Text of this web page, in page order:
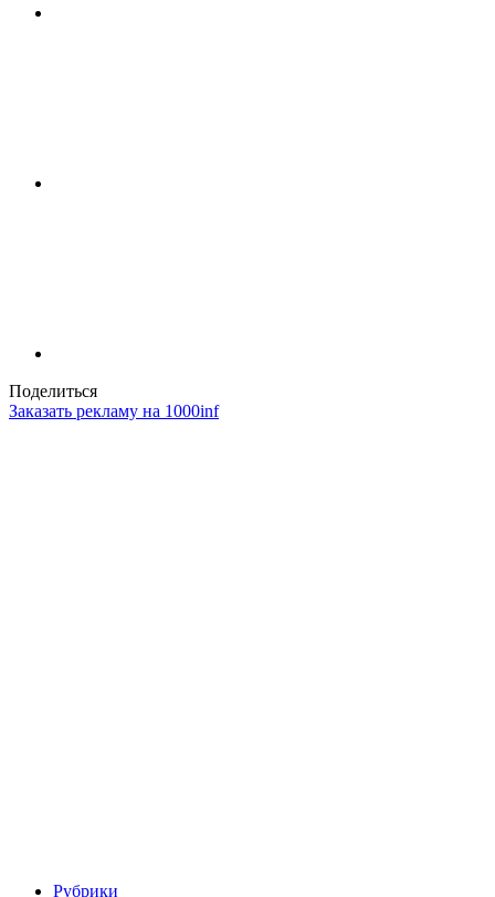
Поделиться
Заказать рекламу на 1000inf
Рубрики